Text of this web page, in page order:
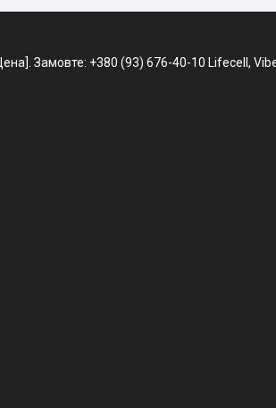
Замовте: +380 (93) 676-40-10 Lifecell,